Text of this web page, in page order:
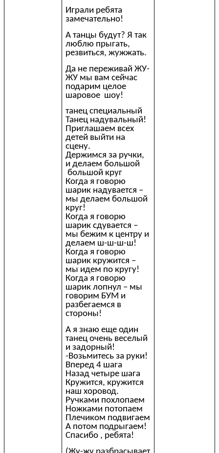
Играли ребята
замечательно!
А танцы будут? Я так
люблю прыгать,
резвиться, жужжать.
Да не переживай ЖУ-
ЖУ мы вам сейчас
подарим целое
шаровое шоу!
танец специальный
Танец надувальный!
Приглашаем всех
детей выйти на
сцену.
Держимся за ручки,
и делаем большой
большой круг
Когда я говорю
шарик надувается –
мы делаем большой
круг!
Когда я говорю
шарик сдувается –
мы бежим к центру и
делаем ш-ш-ш-ш!
Когда я говорю
шарик кружится –
мы идем по кругу!
Когда я говорю
шарик лопнул – мы
говорим БУМ и
разбегаемся в
стороны!
А я знаю еще один
танец очень веселый
и задорный!
-Возьмитесь за руки!
Вперед 4 шага
Назад четыре шага
Кружится, кружится
наш хоровод.
Ручками похлопаем
Ножками потопаем
Плечиком подвигаем
А потом подрыгаем!
Спасибо , ребята!